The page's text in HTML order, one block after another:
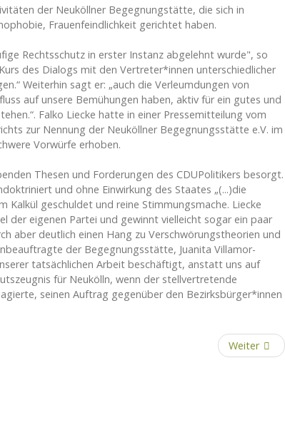
der Neuköllner Begegnungstätte, die sich in
Frauenfeindlichkeit gerichtet haben.
Rechtsschutz in erster Instanz abgelehnt wurde", so
des Dialogs mit den Vertreter*innen unterschiedlicher
Weiterhin sagt er: „auch die Verleumdungen von
auf unsere Bemühungen haben, aktiv für ein gutes und
Falko Liecke hatte in einer Pressemitteilung vom
zur Nennung der Neuköllner Begegnungsstätte e.V. im
Vorwürfe erhoben.
Thesen und Forderungen des CDUPolitikers besorgt.
und ohne Einwirkung des Staates „(...)die
geschuldet und reine Stimmungsmache. Liecke
der eigenen Partei und gewinnt vielleicht sogar ein paar
aber deutlich einen Hang zu Verschwörungstheorien und
der Begegnungsstätte, Juanita Villamor-
tatsächlichen Arbeit beschäftigt, anstatt uns auf
für Neukölln, wenn der stellvertretende
seinen Auftrag gegenüber den Bezirksbürger*innen
Weiter